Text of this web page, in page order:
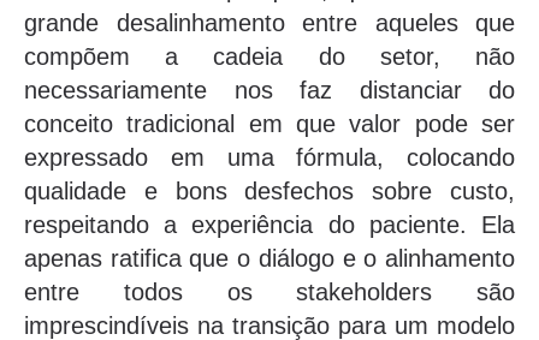
grande desalinhamento entre aqueles que
compõem a cadeia do setor, não
necessariamente nos faz distanciar do
conceito tradicional em que valor pode ser
expressado em uma fórmula, colocando
qualidade e bons desfechos sobre custo,
respeitando a experiência do paciente. Ela
apenas ratifica que o diálogo e o alinhamento
entre todos os stakeholders são
imprescindíveis na transição para um modelo